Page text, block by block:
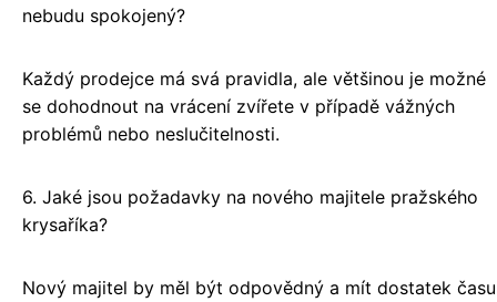
nebudu spokojený?
Každý prodejce má svá pravidla, ale většinou je možné
se dohodnout na vrácení zvířete v případě vážných
problémů nebo neslučitelnosti.
6. Jaké jsou požadavky na nového majitele pražského
krysaříka?
Nový majitel by měl být odpovědný a mít dostatek času